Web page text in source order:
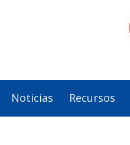
Noticias Recursos